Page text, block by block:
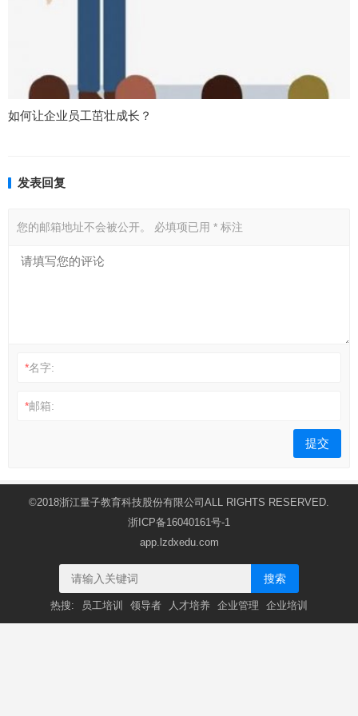
如何让企业员工茁壮成长？
发表回复
您的邮箱地址不会被公开。 必填项已用 * 标注
*名字:
*邮箱:
©2018浙江量子教育科技股份有限公司ALL RIGHTS RESERVED.
浙ICP备16040161号-1
app.lzdxedu.com
搜索
热搜: 员工培训 领导者 人才培养 企业管理 企业培训